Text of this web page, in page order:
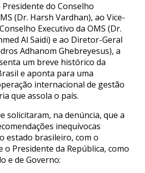
Presidente do Conselho
(Dr. Harsh Vardhan), ao Vice-
Executivo da OMS (Dr.
Al Saidi) e ao Diretor-Geral
Adhanom Ghebreyesus), a
um breve histórico da
e aponta para uma
internacional de gestão
que assola o país.
solicitaram, na denúncia, que a
inequívocas
estado brasileiro, com o
o Presidente da República, como
e de Governo: